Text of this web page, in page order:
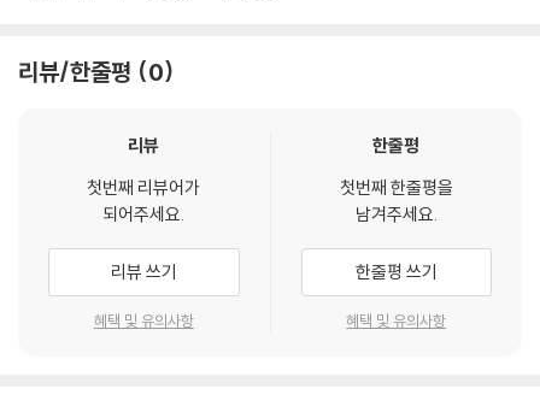
리뷰/한줄평 0
리뷰
첫번째 리뷰어가
되어주세요.
리뷰 쓰기
혜택 및 유의사항
한줄평
첫번째 한줄평을
남겨주세요.
한줄평 쓰기
혜택 및 유의사항